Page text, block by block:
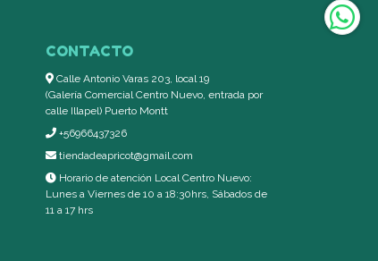
CONTACTO
Calle Antonio Varas 203, local 19
(Galería Comercial Centro Nuevo, entrada por
calle Illapel) Puerto Montt
+56966437326
tiendadeapricot@gmail.com
Horario de atención Local Centro Nuevo:
Lunes a Viernes de 10 a 18:30hrs, Sábados de
11 a 17 hrs